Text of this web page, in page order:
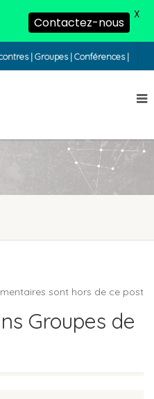
| Groupes | Conférences |
sont hors de ce post
Groupes de
Contactez-nous
X